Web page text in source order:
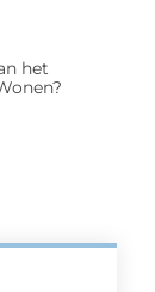
het